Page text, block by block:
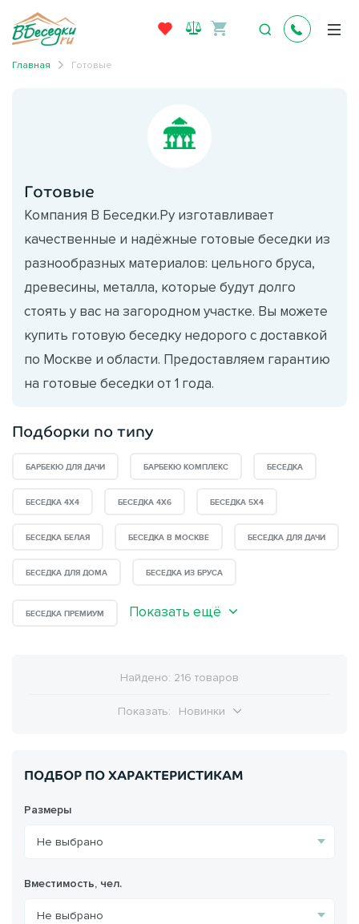
Главная Готовые
Готовые
Компания В Беседки.Ру изготавливает
качественные и надёжные готовые беседки из
разнообразных материалов: цельного бруса,
древесины, металла, которые будут долго
стоять у вас на загородном участке. Вы можете
купить готовую беседку недорого с доставкой
по Москве и области. Предоставляем гарантию
на готовые беседки от 1 года.
Подборки по типу
БАРБЕКЮ ДЛЯ ДАЧИ БАРБЕКЮ КОМПЛЕКС БЕСЕДКА
БЕСЕДКА 4Х4 БЕСЕДКА 4Х6 БЕСЕДКА 5Х4
БЕСЕДКА БЕЛАЯ БЕСЕДКА В МОСКВЕ БЕСЕДКА ДЛЯ ДАЧИ
БЕСЕДКА ДЛЯ ДОМА БЕСЕДКА ИЗ БРУСА
БЕСЕДКА ПРЕМИУМ Показать ещё
Найдено: 216 товаров
Показать: Новинки
ПОДБОР ПО ХАРАКТЕРИСТИКАМ
Размеры
Вместимость, чел.